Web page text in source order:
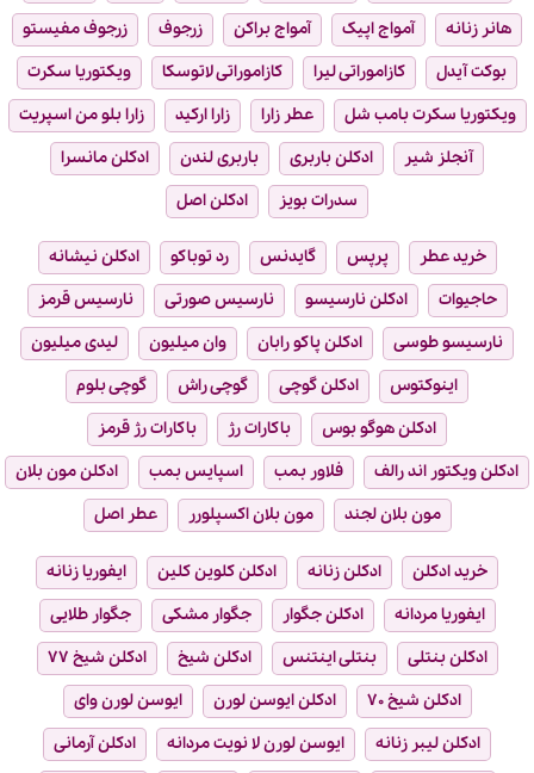
هانر زنانه
آمواج اپیک آمواج براکن زرجوف
زرجوف مفیستو
بوکت آیدل
کازاموراتی لیرا کازاموراتی لاتوسکا
ویکتوریا سکرت
ویکتوریا سکرت بامب شل
عطر زارا زارا ارکید
زارا بلو من اسپریت
آنجلز شیر
ادکلن باربری باربری لندن
ادکلن مانسرا
سدرات بویز
ادکلن اصل
خرید عطر پرپس گایدنس رد توباکو
ادکلن نیشانه
حاجیوات
ادکلن نارسیسو نارسیس صورتی
نارسیس قرمز
نارسیسو طوسی
ادکلن پاکو رابان وان میلیون
لیدی میلیون
اینوکتوس
ادکلن گوچی گوچی راش
گوچی بلوم
ادکلن هوگو بوس
باکارات رژ
باکارات رژ قرمز
ادکلن ویکتور اند رالف
فلاور بمب اسپایس بمب
ادکلن مون بلان
مون بلان لجند
مون بلان اکسپلورر عطر اصل
خرید ادکلن ادکلن زنانه ادکلن کلوین کلین
ایفوریا زنانه
ایفوریا مردانه
ادکلن جگوار جگوار مشکی
جگوار طلایی
ادکلن بنتلی
بنتلی اینتنس ادکلن شیخ
ادکلن شیخ ۷۷
ادکلن شیخ ۷۰
ادکلن ایوسن لورن
ایوسن لورن وای
ادکلن لیبر زنانه
ایوسن لورن لا نویت مردانه
ادکلن آرمانی